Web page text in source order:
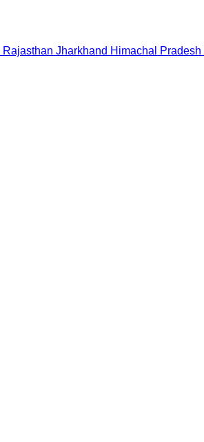
Rajasthan Jharkhand Himachal Pradesh